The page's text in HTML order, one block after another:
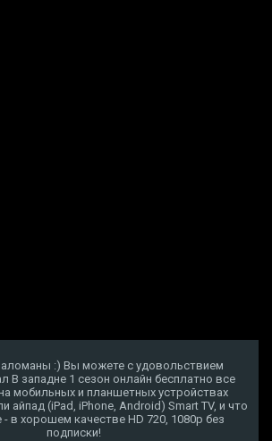
:) Вы можете с удовольствием
В западне 1 сезон онлайн бесплатно все
мобильных и планшетных устройствах
айпад (iPad, iPhone, Android) Smart TV, и что
в хорошем качестве HD 720, 1080p без
подписки!